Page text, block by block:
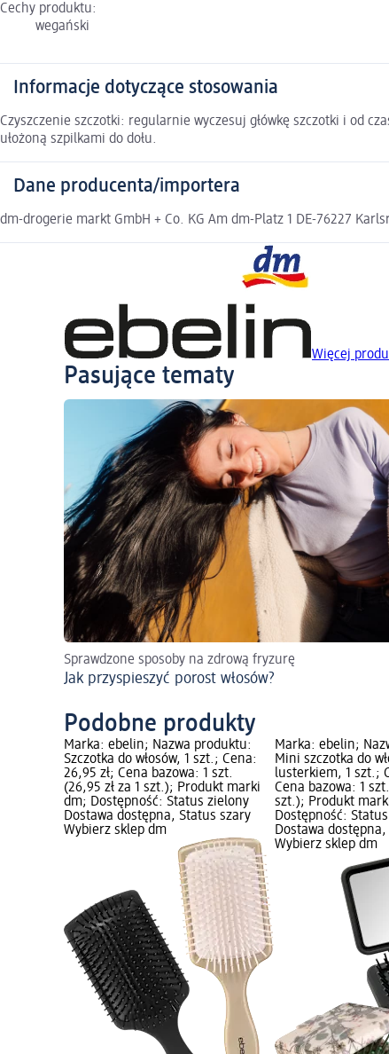
Cechy produktu:
wegański
Informacje dotyczące stosowania
Czyszczenie szczotki: regularnie wyczesuj główkę szczotki i od
ułożoną szpilkami do dołu.
Dane producenta/importera
dm-drogerie markt GmbH + Co. KG Am dm-Platz 1 DE-76227
Więcej
Pasujące tematy
Sprawdzone sposoby na zdrową fryzurę
Jak przyspieszyć porost włosów?
Podobne produkty
Marka: ebelin; Nazwa produktu:
Szczotka do włosów, 1 szt.; Cena:
26,95 zł; Cena bazowa: 1 szt.
(26,95 zł za 1 szt.); Produkt marki
dm; Dostępność: Status zielony
Dostawa dostępna, Status szary
Wybierz sklep dm
Marka: ebelin;
Mini szczotka do
lusterkiem, 1 szt.;
Cena bazowa: 1
szt.); Produkt
Dostępność:
Dostawa
Wybierz sklep dm